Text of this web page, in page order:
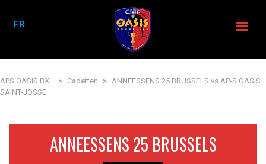
APS OASIS BXL > Cadetten > ANNEESSENS 25 BRUSSELS vs AP-S OASIS
SAINT-JOSSE
ANNEESSENS 25 BRUSSELS
FR